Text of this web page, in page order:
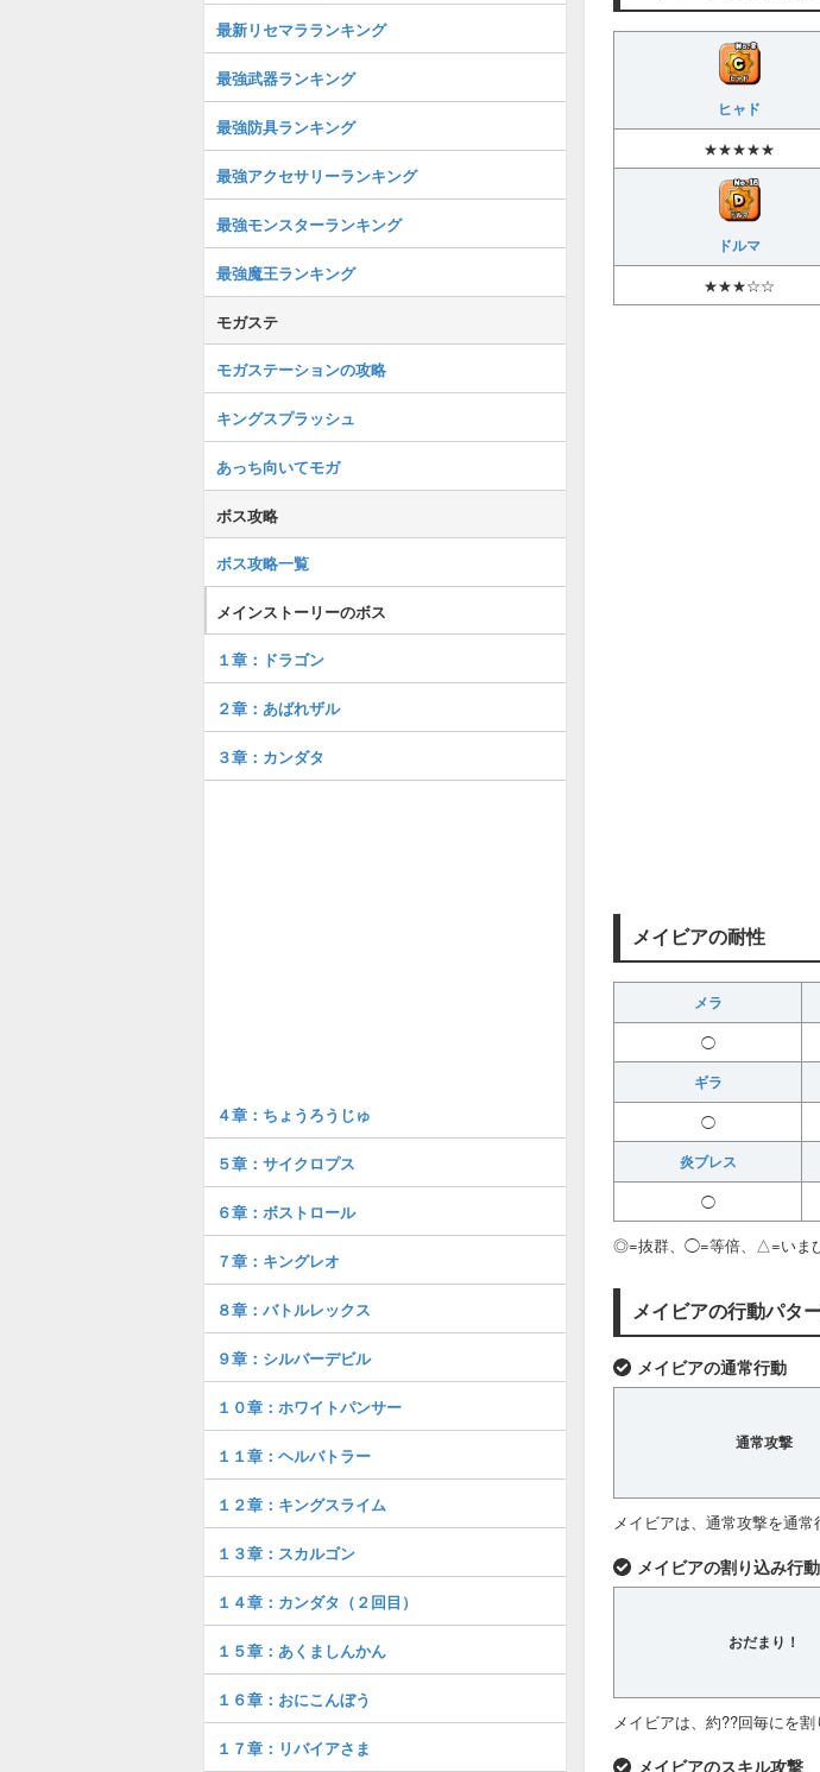
ヒャド
★★★★★
ドルマ
★★★☆☆
メイビアの耐性
メラ
◯
ギラ
◯
炎ブレス
◯
◎=抜群、◯=等倍、△=いま
メイビアの行動パタ
メイビアの通常行動
通常攻撃
メイビアは、通常攻撃を通常
メイビアの割り込み行動
おだまり！
メイビアは、約??回毎にを割
メイビアのスキル攻撃
最新リセマラランキング
最強武器ランキング
最強防具ランキング
最強アクセサリーランキング
最強モンスターランキング
最強魔王ランキング
モガステ
モガステーションの攻略
キングスプラッシュ
あっち向いてモガ
ボス攻略
ボス攻略一覧
メインストーリーのボス
１章：ドラゴン
２章：あばれザル
３章：カンダタ
４章：ちょうろうじゅ
５章：サイクロプス
６章：ボストロール
７章：キングレオ
８章：バトルレックス
９章：シルバーデビル
１０章：ホワイトパンサー
１１章：ヘルバトラー
１２章：キングスライム
１３章：スカルゴン
１４章：カンダタ（２回目）
１５章：あくましんかん
１６章：おにこんぼう
１７章：リバイアさま